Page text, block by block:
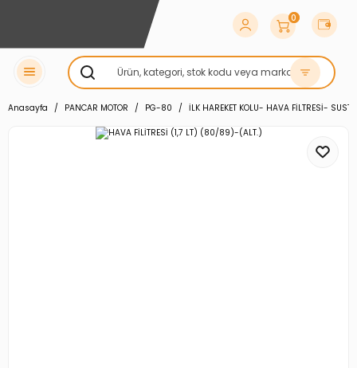
0
Anasayfa PANCAR MOTOR PG-80 İLK HAREKET KOLU- HAVA FİLTRESİ-